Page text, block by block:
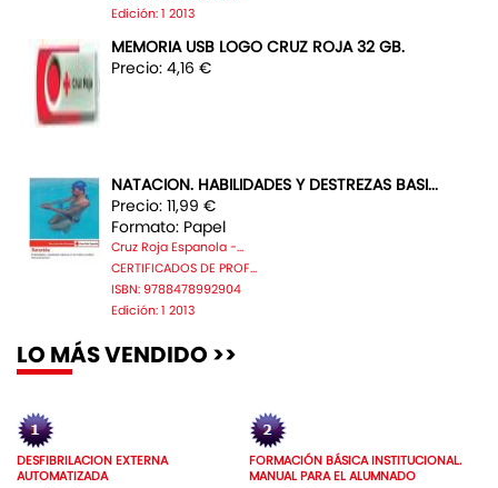
Edición: 1 2013
MEMORIA USB LOGO CRUZ ROJA 32 GB.
Precio: 4,16 €
NATACION. HABILIDADES Y DESTREZAS BASI...
Precio: 11,99 €
Formato: Papel
Cruz Roja Espanola -...
CERTIFICADOS DE PROF...
ISBN: 9788478992904
Edición: 1 2013
LO MÁS VENDIDO >>
DESFIBRILACION EXTERNA
AUTOMATIZADA
FORMACIÓN BÁSICA INSTITUCIONAL.
MANUAL PARA EL ALUMNADO